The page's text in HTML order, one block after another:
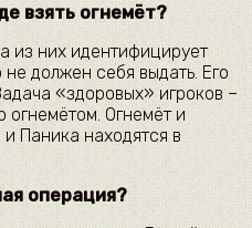
взять огнемёт?
из них идентифицирует
должен себя выдать. Его
«здоровых» игроков –
огнемётом. Огнемёт и
Паника находятся в
операция?